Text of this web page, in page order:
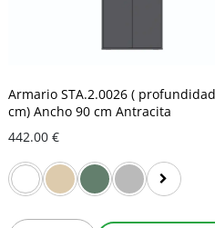
Armario STA.2.0026 (
cm) Ancho 90 cm Antracita
442.00 €